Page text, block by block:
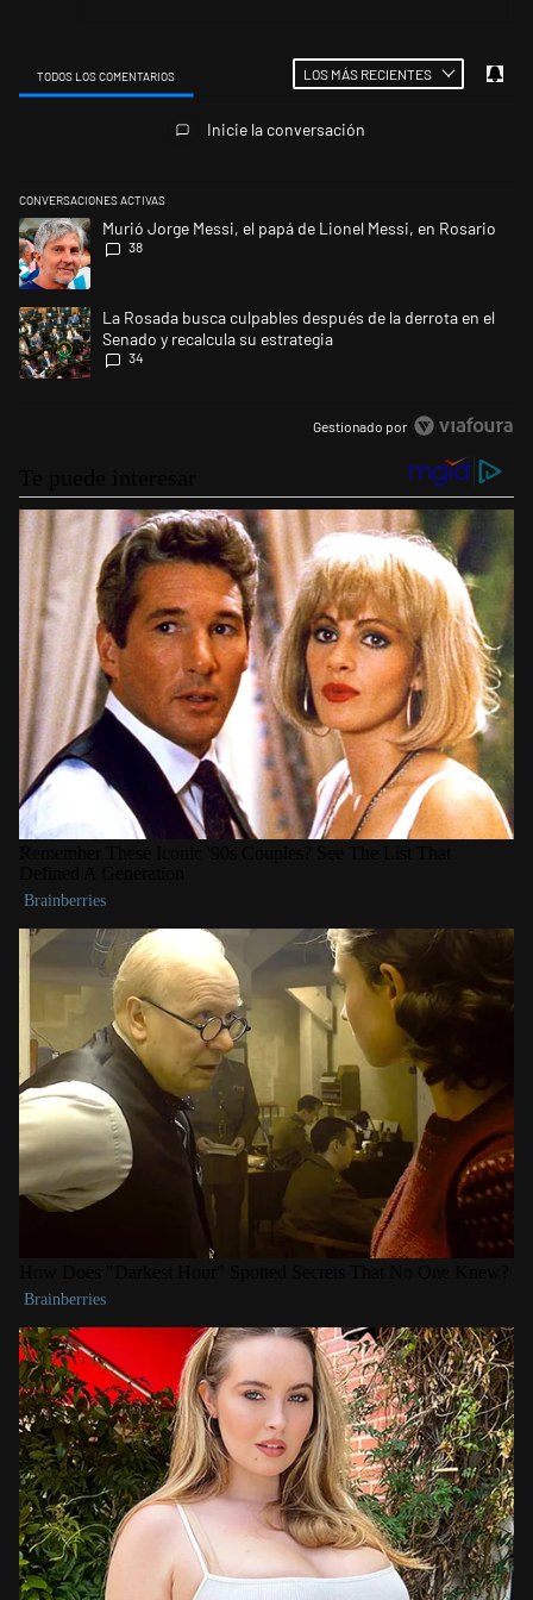
TODOS LOS COMENTARIOS LOS MÁS RECIENTES
Inicie la conversación
CONVERSACIONES ACTIVAS
Este listado muestra los artículos con más comentarios en los últimos
Un artículo de tendencia con el título "Murió Jorge Messi, el papá de
Murió Jorge Messi, el papá de Lionel Messi, en Rosario
38
Un artículo de tendencia con el título "La Rosada busca culpables
La Rosada busca culpables después de la derrota en el
Senado y recalcula su estrategia
34
Gestionado por